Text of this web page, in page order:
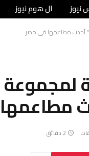
نيوز ال هوم نيوز
2 دقائق